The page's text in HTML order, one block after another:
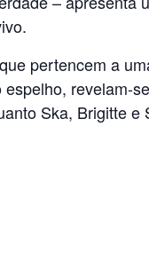
pertencem a
revelam-
Ska, Brigitte